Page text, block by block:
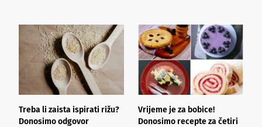
Treba li zaista ispirati rižu?
Donosimo odgovor
Vrijeme je za bobice!
Donosimo recepte za četiri